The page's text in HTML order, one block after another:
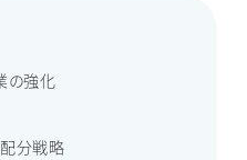
の強化
分戦略